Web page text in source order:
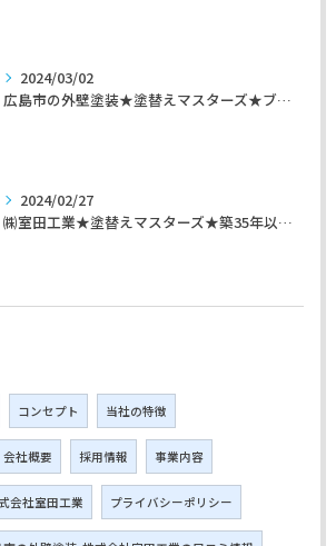
2024/03/02
広島市の外壁塗装★塗替えマスターズ★ブログ「初めて家を手入れするのに」
2024/02/27
㈱室田工業★塗替えマスターズ★築35年以上のお宅の施工事例
コンセプト 当社の特徴
会社概要 採用情報 事業内容
会社室田工業 プライバシーポリシー